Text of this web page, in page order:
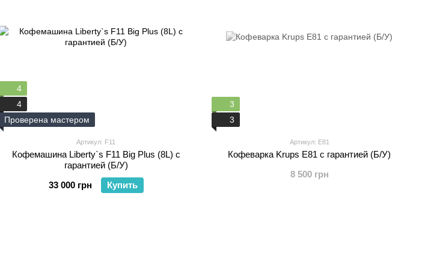
4
4
Проверена мастером
Артикул: F11
Кофемашина Liberty`s F11 Big Plus (8L) с
гарантией (Б/У)
33 000 грн
Купить
3
3
Артикул: Е81
Кофеварка Krups Е81 с гарантией (Б/У)
8 500 грн